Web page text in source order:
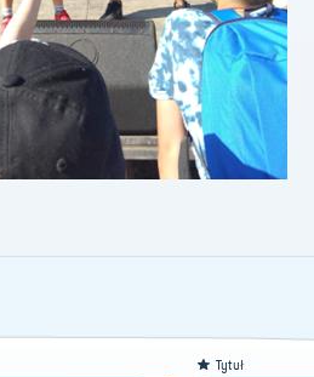
Tytuł